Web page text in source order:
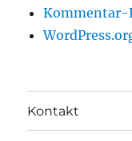
Kommentar-
Kontakt